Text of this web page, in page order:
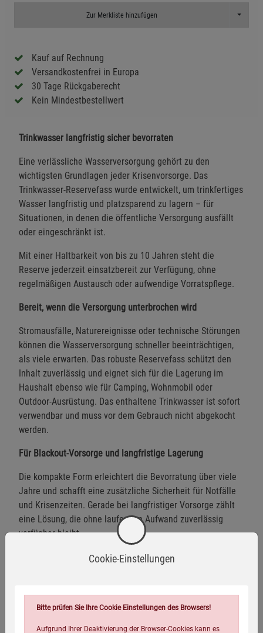
Zur Merkliste hinzufügen Toggle
Kauf auf Rechnung
Versandkostenfrei in Europa
30 Tage Rückgaberecht
Kein Mindestbestellwert
Trinkwasser langfristig sicher bevorraten
Eine verlässliche Wasserversorgung gehört zu den
wichtigsten Grundlagen jeder Krisenvorsorge. Das
Trinkwasser-Reservefass wurde entwickelt, um trinkfertiges
Wasser langfristig und platzsparend zu lagern – für
Situationen, in denen die öffentliche Versorgung ausfällt
oder eingeschränkt ist.
Mit einer Haltbarkeit von bis zu 10 Jahren steht die
Reserve jederzeit einsatzbereit zur Verfügung, ohne
regelmäßigen Austausch oder aufwendige Vorratspflege.
Bereit, wenn die Versorgung unterbrochen wird
Stromausfälle, Naturereignisse oder technische Störungen
können die Wasserversorgung schneller beeinträchtigen,
als viele erwarten. Das robuste Reservefass schützt den
Inhalt zuverlässig und eignet sich für die Lagerung im
Haushalt ebenso wie für Camping, Wohnmobil oder
Outdoor-Ausrüstung. Das enthaltene Trinkwasser ist sofort
verwendbar und muss vor dem Gebrauch nicht abgekocht
werden.
Für Blackout-Vorsorge und langfristige Lagerung
Die kompakte Form erleichtert die Bevorratung über viele
Jahre und schafft eine zusätzliche Sicherheit für Notfälle
und Krisenzeiten. Gerade bei langfristiger Vorsorge zählt
eine Lösung, die ohne laufenden Aufwand zuverlässig
verfügbar bleibt.
5 Liter trinkfertiges Wasser
Sofort einsatzbereit ohne Abkochen
Cookie-Einstellungen
Bitte prüfen Sie Ihre Cookie Einstellungen des Browsers!
Aufgrund Ihrer Deaktivierung der Browser-Cookies kann es